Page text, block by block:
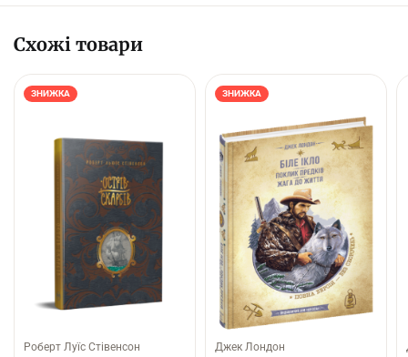
Схожі товари
ЗНИЖКА
Роберт Луїс Стівенсон
ЗНИЖКА
Джек Лондон